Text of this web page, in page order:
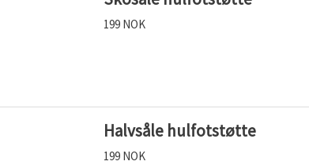
199 NOK
Halvsåle hulfotstøtte
199 NOK